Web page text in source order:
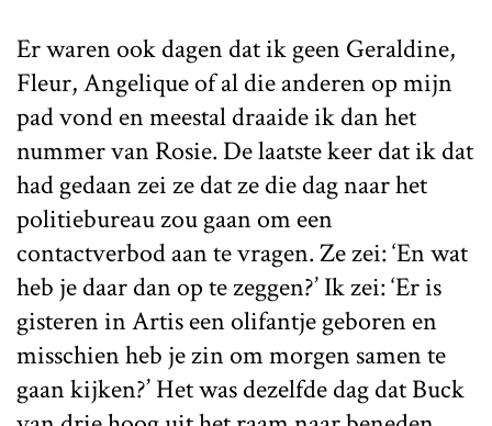
Er waren ook dagen dat ik geen Geraldine,
Fleur, Angelique of al die anderen op mijn
pad vond en meestal draaide ik dan het
nummer van Rosie. De laatste keer dat ik dat
had gedaan zei ze dat ze die dag naar het
politiebureau zou gaan om een
contactverbod aan te vragen. Ze zei: ‘En wat
heb je daar dan op te zeggen?’ Ik zei: ‘Er is
gisteren in Artis een olifantje geboren en
misschien heb je zin om morgen samen te
gaan kijken?’ Het was dezelfde dag dat Buck